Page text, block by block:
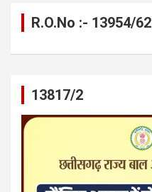
R.O.No :- 13954/62
13817/2